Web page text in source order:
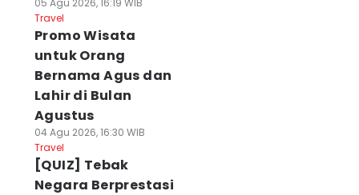
05 Agu 2026, 16:19 WIB
Travel
Promo Wisata
untuk Orang
Bernama Agus dan
Lahir di Bulan
Agustus
04 Agu 2026, 16:30 WIB
Travel
[QUIZ] Tebak
Negara Berprestasi